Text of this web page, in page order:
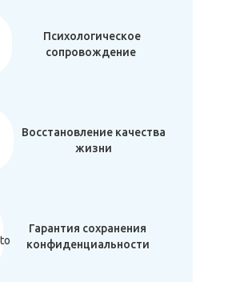
Психологическое
сопровождение
Восстановление качества
жизни
Гарантия сохранения
конфиденциальности